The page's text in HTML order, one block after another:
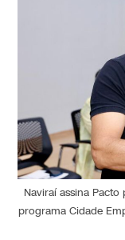
Naviraí assina
programa Cidade